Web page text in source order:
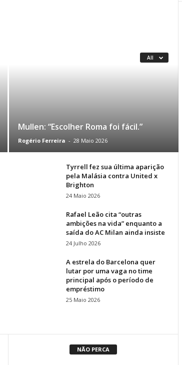
All
Mullen: “Escolher Roma foi fácil.”
Rogério Ferreira - 28 Maio 2026
Tyrrell fez sua última aparição
pela Malásia contra United x
Brighton
24 Maio 2026
Rafael Leão cita “outras
ambições na vida” enquanto a
saída do AC Milan ainda insiste
24 Julho 2026
A estrela do Barcelona quer
lutar por uma vaga no time
principal após o período de
empréstimo
25 Maio 2026
NÃO PERCA